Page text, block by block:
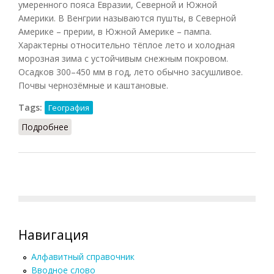
умеренного пояса Евразии, Северной и Южной
Америки. В Венгрии называются пушты, в Северной
Америке – прерии, в Южной Америке – пампа.
Характерны относительно тёплое лето и холодная
морозная зима с устойчивым снежным покровом.
Осадков 300–450 мм в год, лето обычно засушливое.
Почвы чернозёмные и каштановые.
Tags:
География
Подробнее
Навигация
Алфавитный справочник
Вводное слово